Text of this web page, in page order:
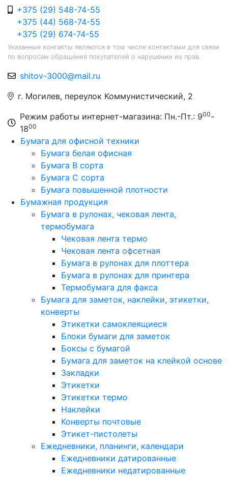
+375 (29) 548-74-55
+375 (44) 568-74-55
+375 (29) 674-74-55
Указанные контакты являются в том числе контактами для связи
по вопросам обращения покупателей о нарушении их прав.
shitov-3000@mail.ru
г. Могилев, переулок Коммунистический, 2
Режим работы интернет-магазина: Пн.-Пт.: 900-
1800
Бумага для офисной техники
Бумага белая офисная
Бумага B сорта
Бумага C сорта
Бумага повышенной плотности
Бумажная продукция
Бумага в рулонах, чековая лента,
термобумага
Чековая лента термо
Чековая лента офсетная
Бумага в рулонах для плоттера
Бумага в рулонах для принтера
Термобумага для факса
Бумага для заметок, наклейки, этикетки,
конверты
Этикетки самоклеящиеся
Блоки бумаги для заметок
Боксы с бумагой
Бумага для заметок на клейкой основе
Закладки
Этикетки
Этикетки термо
Наклейки
Конверты почтовые
Этикет-пистолеты
Ежедневники, планинги, календари
Ежедневники датированные
Ежедневники недатированные